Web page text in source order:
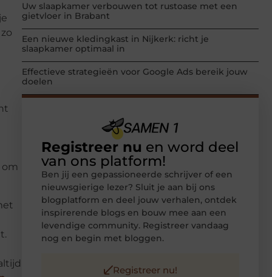
om
Uw slaapkamer verbouwen tot rustoase met een
gietvloer in Brabant
Een nieuwe kledingkast in Nijkerk: richt je
slaapkamer optimaal in
Effectieve strategieën voor Google Ads bereik jouw
doelen
Registreer nu en word deel
van ons platform!
Ben jij een gepassioneerde schrijver of een
nieuwsgierige lezer? Sluit je aan bij ons
blogplatform en deel jouw verhalen, ontdek
inspirerende blogs en bouw mee aan een
levendige community. Registreer vandaag
nog en begin met bloggen.
Registreer nu!